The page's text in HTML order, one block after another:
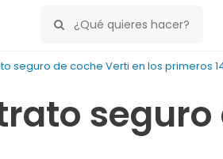
seguro de coche Verti en los primeros
seguro